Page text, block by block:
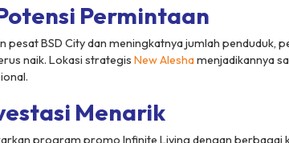
Permintaan
pesat BSD City dan meningkatnya jumlah penduduk,
naik. Lokasi strategis New Aleshamenjadikannya
Menarik
program promo Infinite Living dengan berbagai